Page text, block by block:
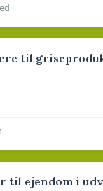
til
til ejendom i